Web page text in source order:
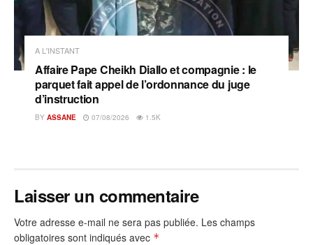
A L'INSTANT
Affaire Pape Cheikh Diallo et compagnie : le
parquet fait appel de l’ordonnance du juge
d’instruction
BY ASSANE 07/08/2026 1.5K
Laisser un commentaire
Votre adresse e-mail ne sera pas publiée. Les champs
obligatoires sont indiqués avec *